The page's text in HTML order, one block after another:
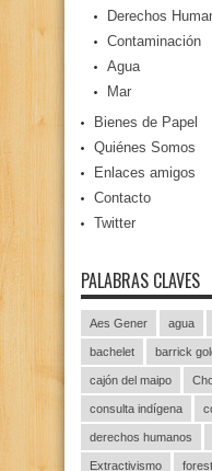
Derechos
Contaminación
Agua
Mar
Bienes de Papel
Quiénes Somos
Enlaces amigos
Contacto
Twitter
PALABRAS CLAVES
Aes Gener agua
bachelet barrick
cajón del maipo
consulta indígena
derechos humanos
Extractivismo